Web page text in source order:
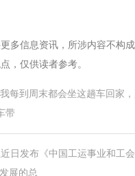
多信息资讯，所涉内容不构
，仅供读者参考。
每到周末都会坐这趟车回家
带
日发布《中国工运事业和工
展的总